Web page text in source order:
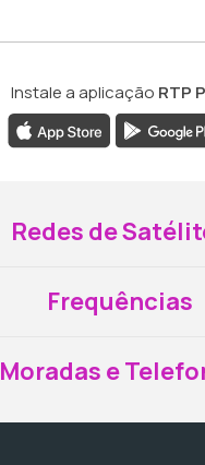
Instale a aplicação RTP
Redes de
Frequências
Moradas e